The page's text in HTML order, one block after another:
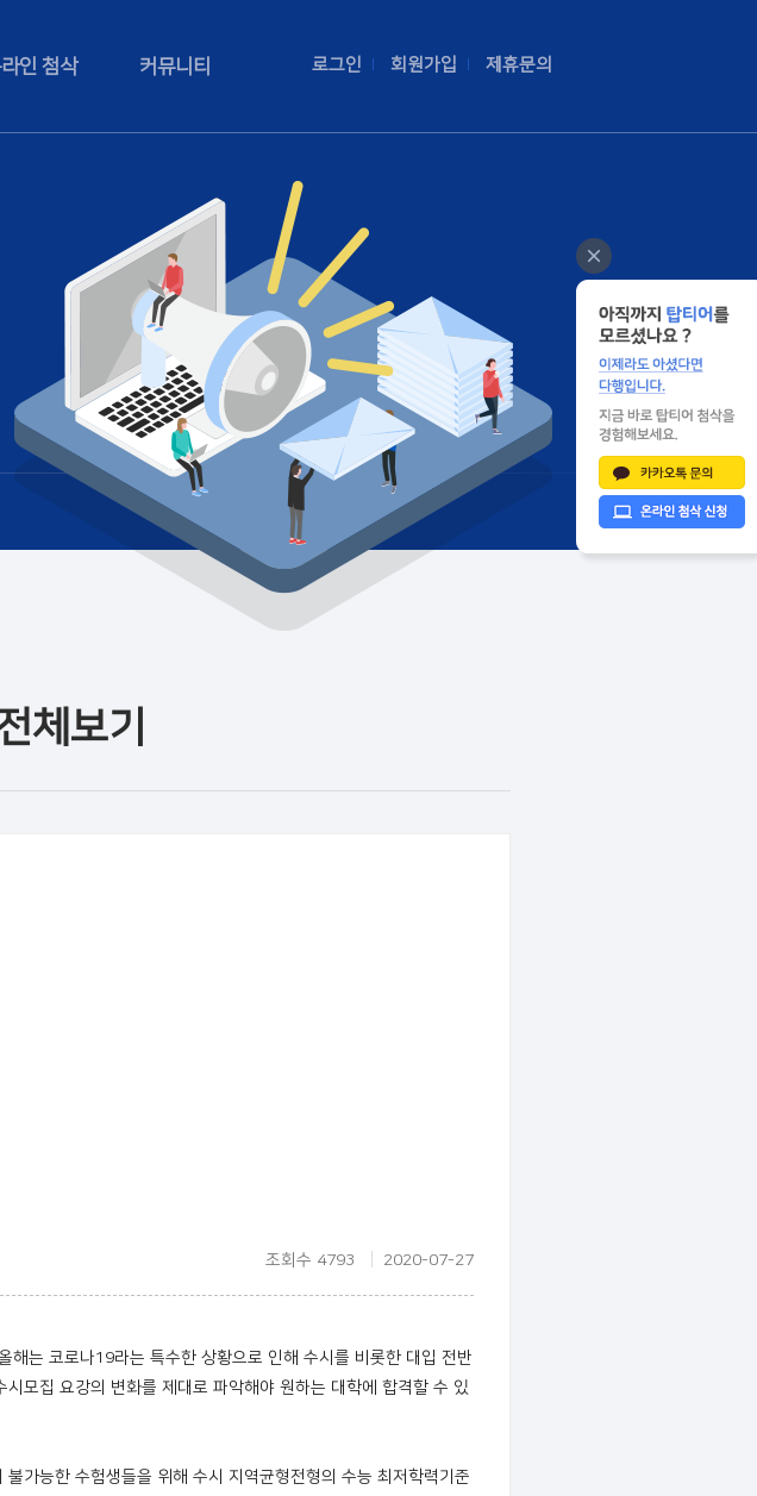
인 첨삭 커뮤니티 로그인 회원가입 제휴문의
체보기
조회수 4793 2020-07-27
해는 코로나19라는 특수한 상황으로 인해 수시를 비롯한 대입 전반
모집 요강의 변화를 제대로 파악해야 원하는 대학에 합격할 수 있
가능한 수험생들을 위해 수시 지역균형전형의 수능 최저학력기준